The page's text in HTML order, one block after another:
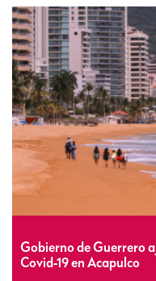
Gobierno de Guerrero
Covid-19 en Acapulco